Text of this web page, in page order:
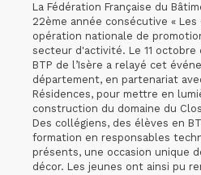
La Fédération Française du
22ème année consécutive « Les
opération nationale de
secteur d'activité. Le 11 octobre
BTP de l’Isère a relayé cet
département, en partenariat
Résidences, pour mettre en
construction du domaine du
Des collégiens, des élèves en
formation en responsables
présents, une occasion unique
décor. Les jeunes ont ainsi pu